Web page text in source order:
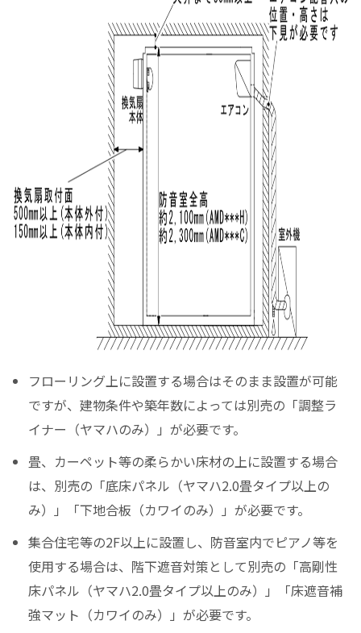
フローリング上に設置する場合はそのまま設置が可能
ですが、建物条件や築年数によっては別売の「調整ラ
イナー（ヤマハのみ）」が必要です。
畳、カーペット等の柔らかい床材の上に設置する場合
は、別売の「底床パネル（ヤマハ2.0畳タイプ以上の
み）」「下地合板（カワイのみ）」が必要です。
集合住宅等の2F以上に設置し、防音室内でピアノ等を
使用する場合は、階下遮音対策として別売の「高剛性
床パネル（ヤマハ2.0畳タイプ以上のみ）」「床遮音補
強マット（カワイのみ）」が必要です。